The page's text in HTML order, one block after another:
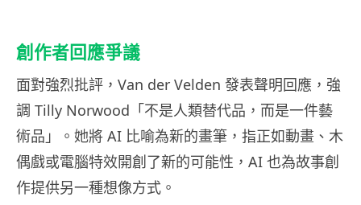
創作者回應爭議
面對強烈批評，Van der Velden 發表聲明回應，強
調 Tilly Norwood「不是人類替代品，而是一件藝
術品」。她將 AI 比喻為新的畫筆，指正如動畫、木
偶戲或電腦特效開創了新的可能性，AI 也為故事創
作提供另一種想像方式。